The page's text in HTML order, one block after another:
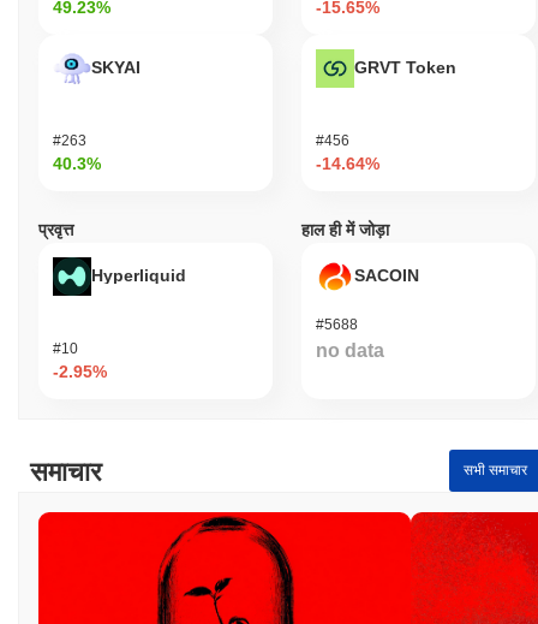
की वृद्धि दर्ज की से कम प्रदर्शन किया। यह व्यापक बाजार गति के सापेक्ष PEEP की
49.23%
SKYAI
#263
40.3%
-15.65%
GRVT Token
#456
-14.64%
प्रवृत्त
Hyperliquid
#10
-2.95%
हाल ही में जोड़ा
SACOIN
#5688
no data
समाचार सभी समाचार